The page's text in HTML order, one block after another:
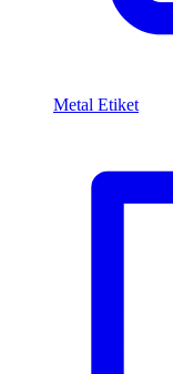
Metal Etiket